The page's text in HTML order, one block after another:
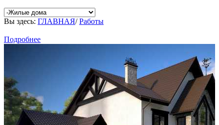
Вы здесь: ГЛАВНАЯ/Работы
Подробнее